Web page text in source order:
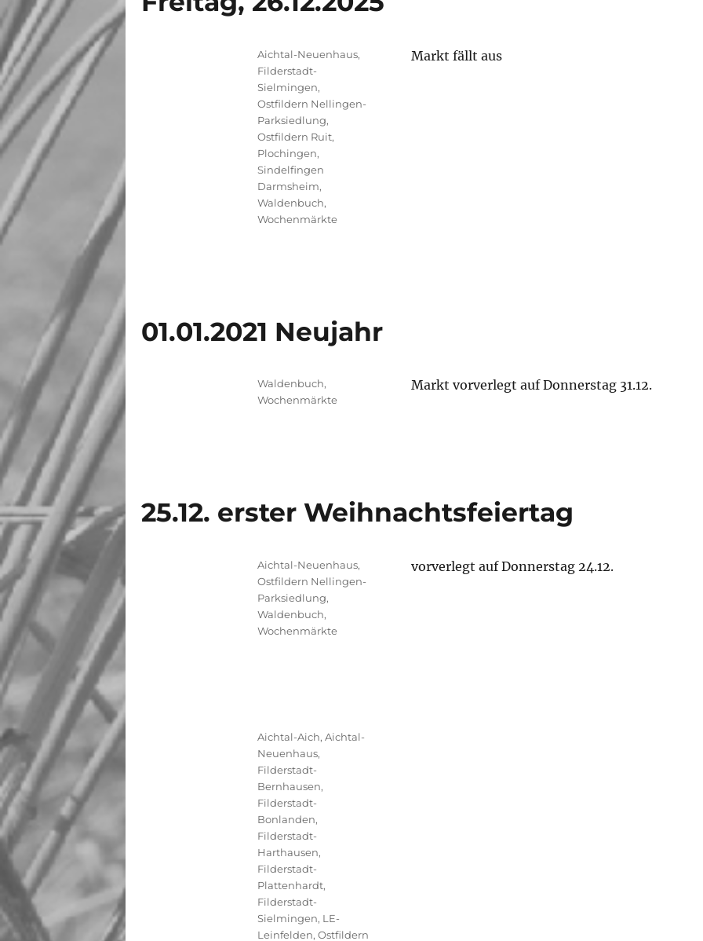
Markt fällt aus
Kategorien
Aichtal-Neuenhaus,
Filderstadt-
Sielmingen,
Ostfildern Nellingen-
Parksiedlung,
Ostfildern Ruit,
Plochingen,
Sindelfingen
Darmsheim,
Waldenbuch,
Wochenmärkte
01.01.2021 Neujahr
Markt vorverlegt auf Donnerstag 31.12.
Kategorien
Waldenbuch,
Wochenmärkte
25.12. erster Weihnachtsfeiertag
vorverlegt auf Donnerstag 24.12.
Kategorien
Aichtal-Neuenhaus,
Ostfildern Nellingen-
Parksiedlung,
Waldenbuch,
Wochenmärkte
Kategorien
Aichtal-Aich, Aichtal-
Neuenhaus,
Filderstadt-
Bernhausen,
Filderstadt-
Bonlanden,
Filderstadt-
Harthausen,
Filderstadt-
Plattenhardt,
Filderstadt-
Sielmingen, LE-
Leinfelden, Ostfildern